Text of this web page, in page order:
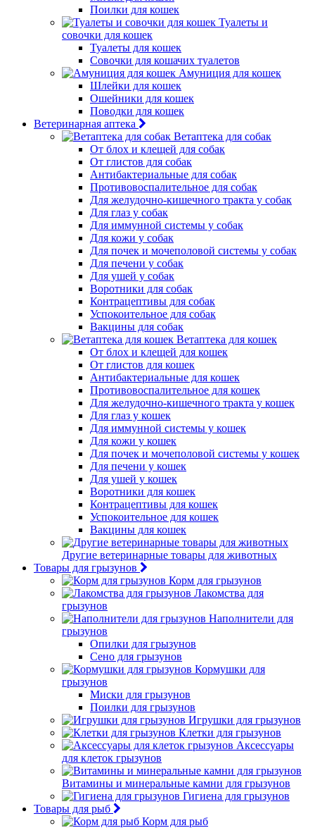
Поилки для кошек
Туалеты и
совочки для кошек
Туалеты для кошек
Совочки для кошачих туалетов
Амуниция для кошек
Шлейки для кошек
Ошейники для кошек
Поводки для кошек
Ветеринарная аптека
Ветаптека для собак
От блох и клещей для собак
От глистов для собак
Антибактериальные для собак
Противовоспалительное для собак
Для желудочно-кишечного тракта у собак
Для глаз у собак
Для иммунной системы у собак
Для кожи у собак
Для почек и мочеполовой системы у собак
Для печени у собак
Для ушей у собак
Воротники для собак
Контрацептивы для собак
Успокоительное для собак
Вакцины для собак
Ветаптека для кошек
От блох и клещей для кошек
От глистов для кошек
Антибактериальные для кошек
Противовоспалительное для кошек
Для желудочно-кишечного тракта у кошек
Для глаз у кошек
Для иммунной системы у кошек
Для кожи у кошек
Для почек и мочеполовой системы у кошек
Для печени у кошек
Для ушей у кошек
Воротники для кошек
Контрацептивы для кошек
Успокоительное для кошек
Вакцины для кошек
Другие ветеринарные товары для животных
Товары для грызунов
Корм для грызунов
Лакомства для
грызунов
Наполнители для
грызунов
Опилки для грызунов
Сено для грызунов
Кормушки для
грызунов
Миски для грызунов
Поилки для грызунов
Игрушки для грызунов
Клетки для грызунов
Аксессуары
для клеток грызунов
Витамины и минеральные камни для грызунов
Гигиена для грызунов
Товары для рыб
Корм для рыб